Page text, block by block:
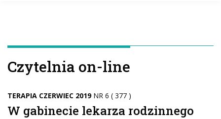
Czytelnia on-line
TERAPIA CZERWIEC 2019 NR 6 ( 377 )
W gabinecie lekarza rodzinnego